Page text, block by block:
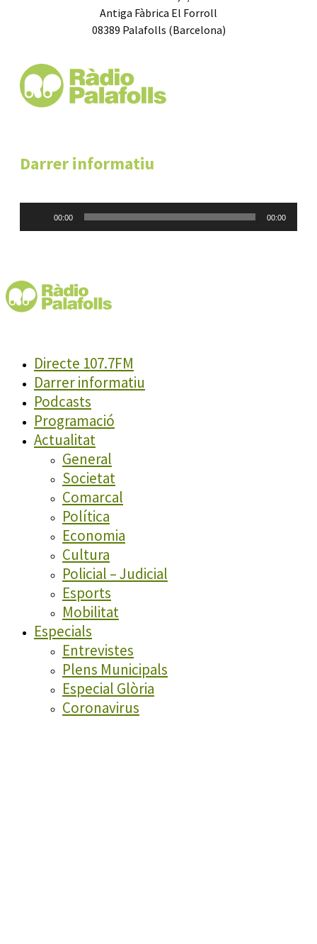
Antiga Fàbrica El Forroll
08389 Palafolls (Barcelona)
Darrer informatiu
00:00 00:00
Directe 107.7FM
Darrer informatiu
Podcasts
Programació
Actualitat
General
Societat
Comarcal
Política
Economia
Cultura
Policial – Judicial
Esports
Mobilitat
Especials
Entrevistes
Plens Municipals
Especial Glòria
Coronavirus